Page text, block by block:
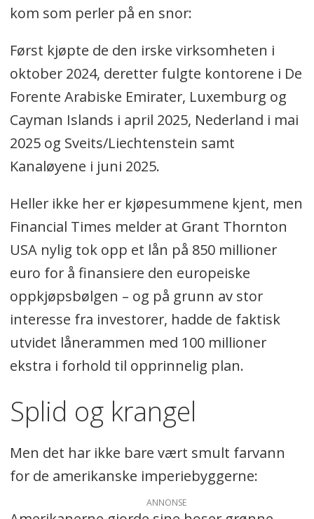
kom som perler på en snor:
Først kjøpte de den irske virksomheten i
oktober 2024, deretter fulgte kontorene i De
Forente Arabiske Emirater, Luxemburg og
Cayman Islands i april 2025, Nederland i mai
2025 og Sveits/Liechtenstein samt
Kanaløyene i juni 2025.
Heller ikke her er kjøpesummene kjent, men
Financial Times melder at Grant Thornton
USA nylig tok opp et lån på 850 millioner
euro for å finansiere den europeiske
oppkjøpsbølgen – og på grunn av stor
interesse fra investorer, hadde de faktisk
utvidet lånerammen med 100 millioner
ekstra i forhold til opprinnelig plan.
Splid og krangel
Men det har ikke bare vært smult farvann
for de amerikanske imperiebyggerne:
ANNONSE